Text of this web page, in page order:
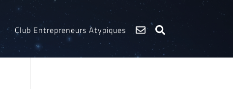
Club Entrepreneurs Atypiques